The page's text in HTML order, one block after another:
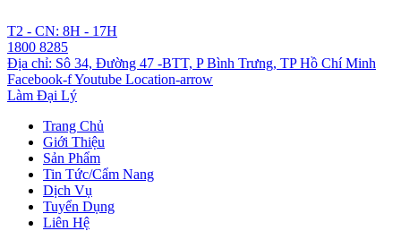
đến
nội
dung
T2 - CN: 8H - 17H
1800 8285
Địa chỉ: Sô 34, Đường 47 -BTT, P Bình Trưng, TP Hồ Chí Minh
Facebook-fYoutube Location-arrow
Làm Đại Lý
Trang Chủ
Giới Thiệu
Sản Phẩm
Tin Tức/Cẩm Nang
Dịch Vụ
Tuyển Dụng
Liên Hệ